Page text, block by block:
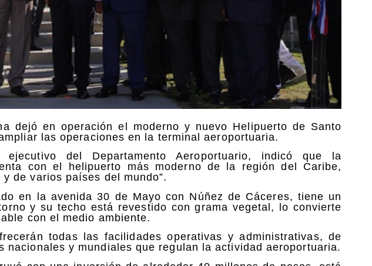
dejó en operación el moderno y nuevo Helipuerto de Santo
las operaciones en la terminal aeroportuaria.
ejecutivo del Departamento Aeroportuario, indicó que la
con el helipuerto más moderno de la región del Caribe,
de varios países del mundo”.
en la avenida 30 de Mayo con Núñez de Cáceres, tiene un
y su techo está revestido con grama vegetal, lo convierte
con el medio ambiente.
todas las facilidades operativas y administrativas, de
nacionales y mundiales que regulan la actividad aeroportuaria.